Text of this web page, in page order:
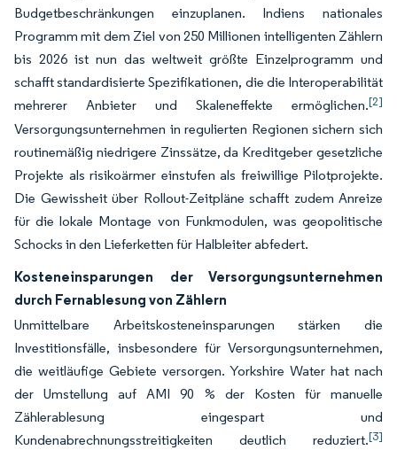
Budgetbeschränkungen einzuplanen. Indiens nationales
Programm mit dem Ziel von 250 Millionen intelligenten Zählern
bis 2026 ist nun das weltweit größte Einzelprogramm und
schafft standardisierte Spezifikationen, die die Interoperabilität
mehrerer Anbieter und Skaleneffekte ermöglichen.[2]
Versorgungsunternehmen in regulierten Regionen sichern sich
routinemäßig niedrigere Zinssätze, da Kreditgeber gesetzliche
Projekte als risikoärmer einstufen als freiwillige Pilotprojekte.
Die Gewissheit über Rollout-Zeitpläne schafft zudem Anreize
für die lokale Montage von Funkmodulen, was geopolitische
Schocks in den Lieferketten für Halbleiter abfedert.
Kosteneinsparungen der Versorgungsunternehmen
durch Fernablesung von Zählern
Unmittelbare Arbeitskosteneinsparungen stärken die
Investitionsfälle, insbesondere für Versorgungsunternehmen,
die weitläufige Gebiete versorgen. Yorkshire Water hat nach
der Umstellung auf AMI 90 % der Kosten für manuelle
Zählerablesung eingespart und
Kundenabrechnungsstreitigkeiten deutlich reduziert.[3]